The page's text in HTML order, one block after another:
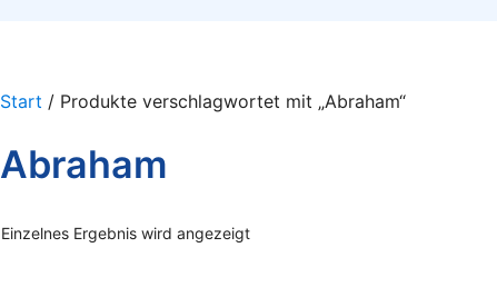
Start / Produkte verschlagwortet mit „Abraham“
Abraham
Einzelnes Ergebnis wird angezeigt